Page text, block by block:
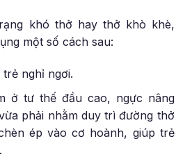
khó thở hay thở khò khè,
một số cách sau:
nghỉ ngơi.
ở tư thế đầu cao, ngực nâng
phải nhằm duy trì đường thở
ép vào cơ hoành, giúp trẻ